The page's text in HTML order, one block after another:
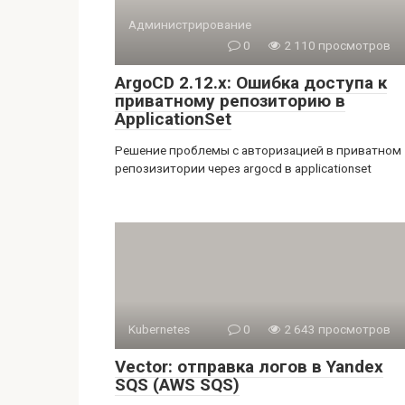
Администрирование
0
2 110 просмотров
ArgoCD 2.12.x: Ошибка доступа к
приватному репозиторию в
ApplicationSet
Решение проблемы с авторизацией в приватном
репозизитории через argocd в applicationset
Kubernetes 0 2 643 просмотров
Vector: отправка логов в Yandex
SQS (AWS SQS)